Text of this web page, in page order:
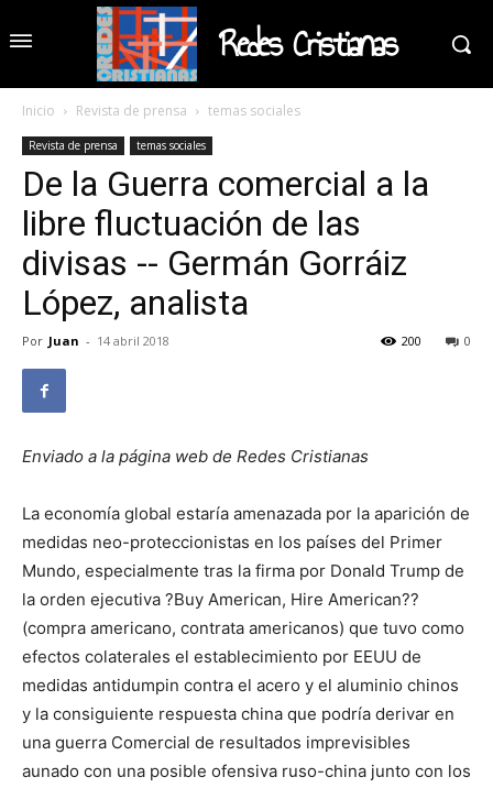
Redes Cristianas
Inicio Revista de prensa temas sociales
Revista de prensa temas sociales
De la Guerra comercial a la
libre fluctuación de las
divisas -- Germán Gorráiz
López, analista
Por Juan - 14 abril 2018 0
200
Enviado a la página web de Redes Cristianas
La economía global estaría amenazada por la aparición de
medidas neo-proteccionistas en los países del Primer
Mundo, especialmente tras la firma por Donald Trump de
la orden ejecutiva ?Buy American, Hire American??
(compra americano, contrata americanos) que tuvo como
efectos colaterales el establecimiento por EEUU de
medidas antidumpin contra el acero y el aluminio chinos
y la consiguiente respuesta china que podría derivar en
una guerra Comercial de resultados imprevisibles
aunado con una posible ofensiva ruso-china junto con los